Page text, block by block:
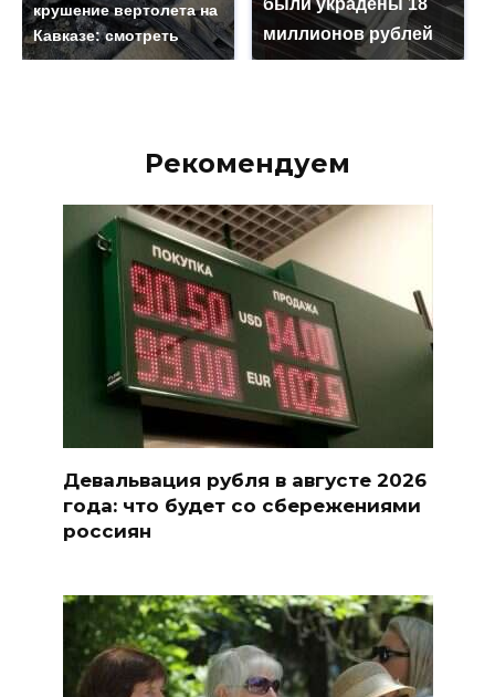
крушение вертолета на
Кавказе: смотреть
миллионов рублей
Рекомендуем
Девальвация рубля в августе 2026
года: что будет со сбережениями
россиян